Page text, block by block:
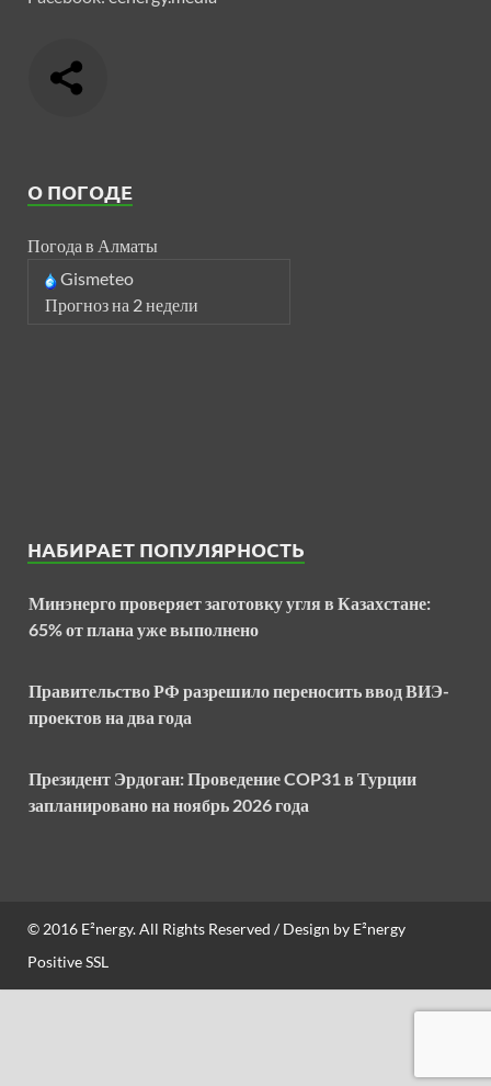
О ПОГОДЕ
Погода в Алматы
Gismeteo
Прогноз на 2 недели
НАБИРАЕТ ПОПУЛЯРНОСТЬ
Минэнерго проверяет заготовку угля в Казахстане:
65% от плана уже выполнено
Правительство РФ разрешило переносить ввод ВИЭ-
проектов на два года
Президент Эрдоган: Проведение COP31 в Турции
запланировано на ноябрь 2026 года
© 2016 E²nergy. All Rights Reserved / Design by E²nergy
Positive SSL